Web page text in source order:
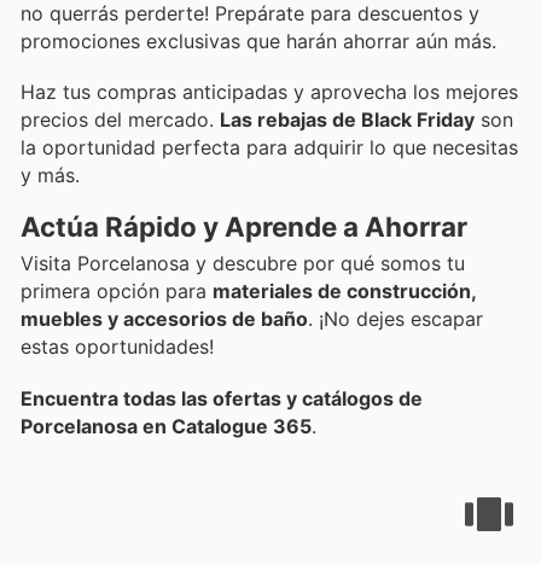
no querrás perderte! Prepárate para descuentos y
promociones exclusivas que harán ahorrar aún más.
Haz tus compras anticipadas y aprovecha los mejores
precios del mercado. Las rebajas de Black Friday son
la oportunidad perfecta para adquirir lo que necesitas
y más.
Actúa Rápido y Aprende a Ahorrar
Visita Porcelanosa y descubre por qué somos tu
primera opción para materiales de construcción,
muebles y accesorios de baño. ¡No dejes escapar
estas oportunidades!
Encuentra todas las ofertas y catálogos de
Porcelanosa en Catalogue 365.